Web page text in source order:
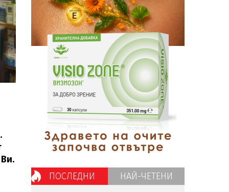
ПОСЛЕДНИ НАЙ-ЧЕТЕНИ